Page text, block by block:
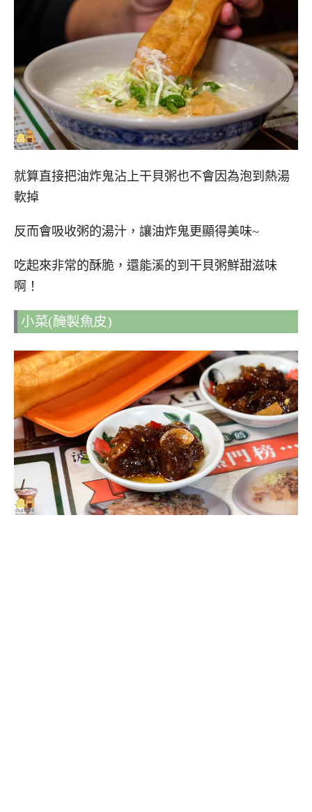
就算直接把油炸鬼沾上干貝粥也不會因為泡到熱湯
軟掉
反而會吸收粥的湯汁，讓油炸鬼更顯得美味~
吃起來非常的酥脆，還能溪的到干貝粥鮮甜滋味
啊！
小菜(醃製魚皮)